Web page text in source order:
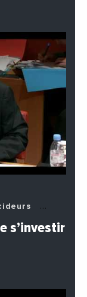
s’investir